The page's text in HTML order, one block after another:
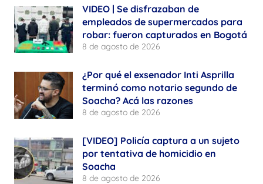
VIDEO | Se disfrazaban de
empleados de supermercados para
robar: fueron capturados en Bogotá
8 de agosto de 2026
¿Por qué el exsenador Inti Asprilla
terminó como notario segundo de
Soacha? Acá las razones
8 de agosto de 2026
[VIDEO] Policía captura a un sujeto
por tentativa de homicidio en
Soacha
8 de agosto de 2026